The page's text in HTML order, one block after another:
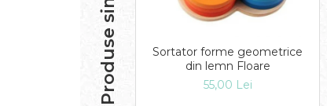
Sortator forme geometrice
din lemn Floare
55,00 Lei